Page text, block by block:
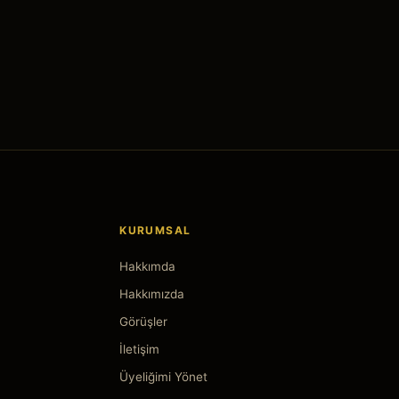
KURUMSAL
Hakkımda
Hakkımızda
Görüşler
İletişim
Üyeliğimi Yönet